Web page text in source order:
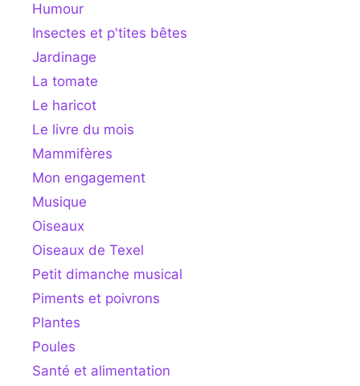
Humour
Insectes et p'tites bêtes
Jardinage
La tomate
Le haricot
Le livre du mois
Mammifères
Mon engagement
Musique
Oiseaux
Oiseaux de Texel
Petit dimanche musical
Piments et poivrons
Plantes
Poules
Santé et alimentation